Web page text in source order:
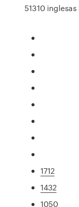
51310
1712
1432
1050